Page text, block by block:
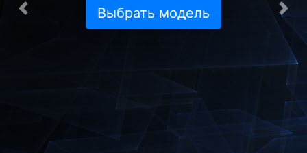
Выбрать модель
Предыдущая